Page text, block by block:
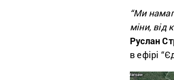
“Ми
міни, від
Руслан
в ефірі